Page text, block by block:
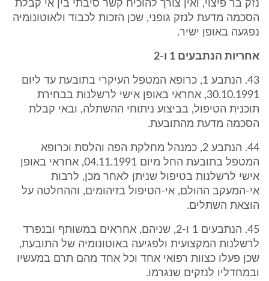
נזק בר פיצוי, ואין צורך להוכיח קשר סיבתי בין אי קבלת
הסכמה מדעת לנזק גופני, שכן הזכות לכבוד ולאוטונומיה
נפגעה באופן ישיר.
אחריות הנתבעים 1 ו-2
43. הנתבע 1, כרופא המטפל העיקרי בתובעת עד ליום
30.10.1991, אחראי באופן אישי לרשלנות בבחירת
תוכנית הטיפול, בביצוע ניתוחי ההשתלה, ובאי קבלת
הסכמה מדעת מהתובעת.
44. הנתבע 2, כמנהל מחלקת הפה והלסת וכרופא
המטפל בתובעת החל מיום 04.11.1991, אחראי באופן
אישי לרשלנות בטיפול שניתן לאחר מכן, לרבות
אי-המעקב ההולם, אי-הטיפול בזיהומים, וההחלטה על
הוצאת השתלים.
45. הנתבעים 1 ו-2, שניהם, אחראים במשותף ובנפרד
לרשלנות המקצועית ולפגיעה באוטונומיה של התובעת,
שכן פעלו כצוות רפואי אחד וכל אחד מהם תרם במעשיו
ובמחדליו לנזקים שנגרמו.